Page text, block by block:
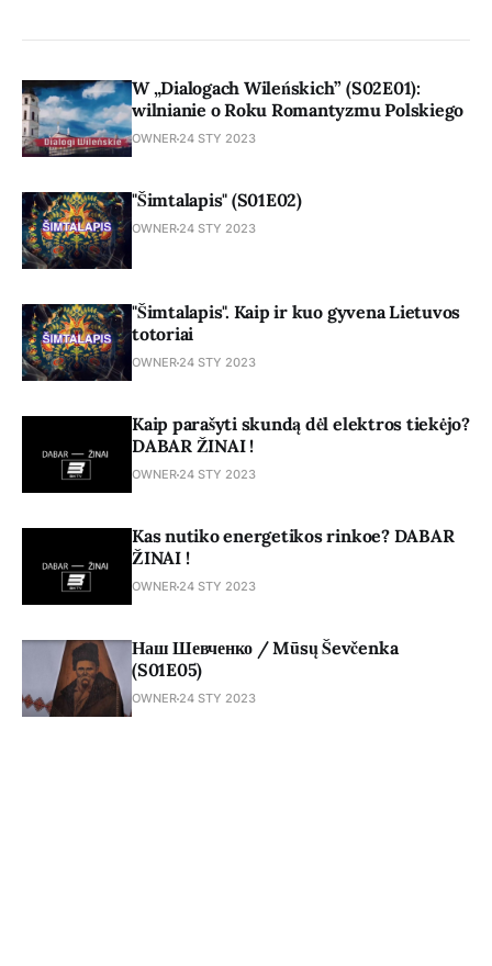
W „Dialogach Wileńskich” (S02E01):
wilnianie o Roku Romantyzmu Polskiego
OWNER 24 STY 2023
"Šimtalapis" (S01E02)
OWNER 24 STY 2023
"Šimtalapis". Kaip ir kuo gyvena Lietuvos
totoriai
OWNER 24 STY 2023
Kaip parašyti skundą dėl elektros tiekėjo?
DABAR ŽINAI !
OWNER 24 STY 2023
Kas nutiko energetikos rinkoe? DABAR
ŽINAI !
OWNER 24 STY 2023
Наш Шевченко / Mūsų Ševčenka
(S01E05)
OWNER 24 STY 2023